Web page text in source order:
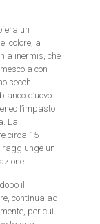
un
colore, a
inermis, che
con
secchi.
d’uovo
l’impasto
La
circa 15
raggiunge un
il
continua ad
per cui il